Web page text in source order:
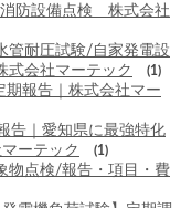
防設備点検 株式会社
耐圧試験/自家発電設
式会社マーテック
(1)
期報告｜株式会社マー
告｜愛知県に最強特化
ーテック
(1)
点検/報告・項目・費